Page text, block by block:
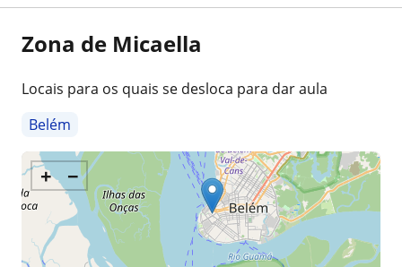
Zona de Micaella
Locais para os quais se desloca para dar aula
Belém
+ −